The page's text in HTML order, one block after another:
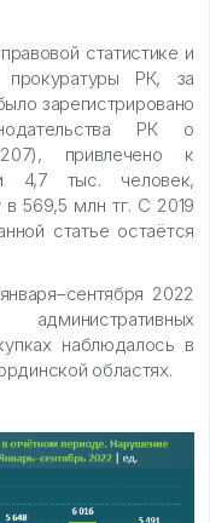
статистике и
прокуратуры РК, за
зарегистрировано
РК о
привлечено к
4,7 тыс. человек,
569,5 млн тг. С 2019
статье остаётся
2022
наблюдалось в
областях.